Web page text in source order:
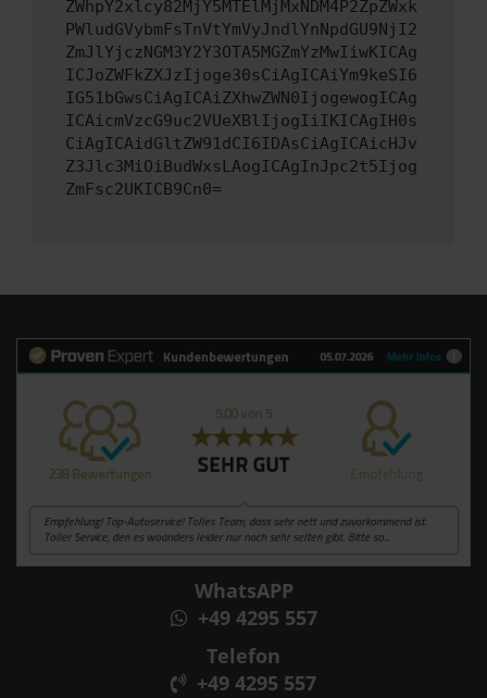
ZWhpY2xlcy82MjY5MTElMjMxNDM4P2ZpZWxk
PWludGVybmFsTnVtYmVyJndlYnNpdGU9NjI2
ZmJlYjczNGM3Y2Y3OTA5MGZmYzMwIiwKICAg
ICJoZWFkZXJzIjoge30sCiAgICAiYm9keSI6
IG51bGwsCiAgICAiZXhwZWN0IjogewogICAg
ICAicmVzcG9uc2VUeXBlIjogIiIKICAgIH0s
CiAgICAidGltZW91dCI6IDAsCiAgICAicHJv
Z3Jlc3MiOiBudWxsLAogICAgInJpc2t5Ijog
ZmFsc2UKICB9Cn0=
WhatsAPP
+49 4295 557
Telefon
+49 4295 557